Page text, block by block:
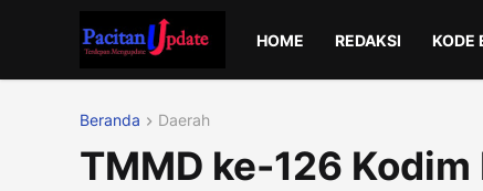
HOME REDAKSI KODE
Beranda Daerah
TMMD ke-126